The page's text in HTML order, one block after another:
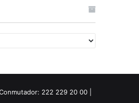
222 229 20 00 |